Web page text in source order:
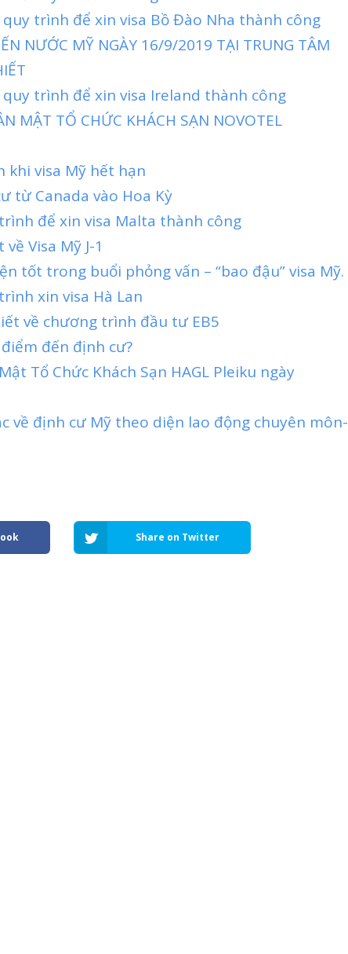
trình để xin visa Bồ Đào Nha thành công
NƯỚC MỸ NGÀY 16/9/2019 TẠI TRUNG TÂM
trình để xin visa Ireland thành công
MẬT TỔ CHỨC KHÁCH SẠN NOVOTEL
khi visa Mỹ hết hạn
từ Canada vào Hoa Kỳ
để xin visa Malta thành công
Visa Mỹ J-1
tốt trong buổi phỏng vấn – “bao đậu” visa Mỹ.
xin visa Hà Lan
về chương trình đầu tư EB5
đến định cư?
Tổ Chức Khách Sạn HAGL Pleiku ngày
về định cư Mỹ theo diện lao động chuyên môn-
Share on Twitter